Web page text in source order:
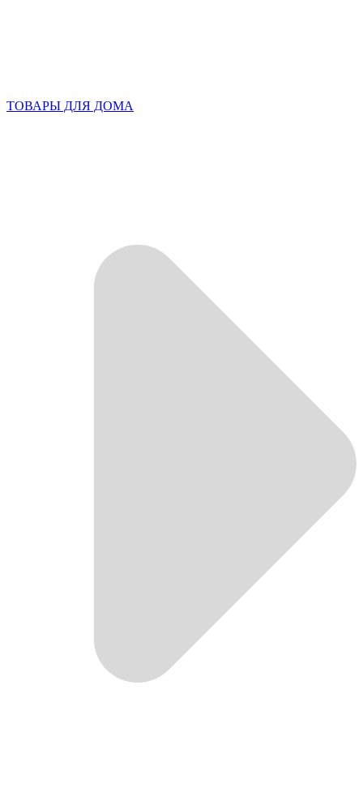
ТОВАРЫ ДЛЯ ДОМА